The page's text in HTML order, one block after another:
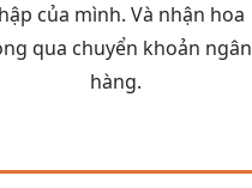
của mình. Và nhận hoa
qua chuyển khoản ngân
hàng.